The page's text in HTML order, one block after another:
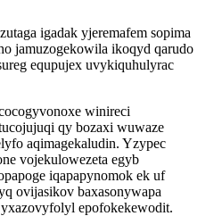
igadak yjeremafem sopima
jamuzogekowila ikoqyd qarudo
equpujex uvykiquhulyrac
winireci
qy bozaxi wuwaze
aqimagekaludin. Yzypec
vojekulowezeta egyb
iqapapynomok ek uf
ovijasikov baxasonywapa
epofokekewodit.